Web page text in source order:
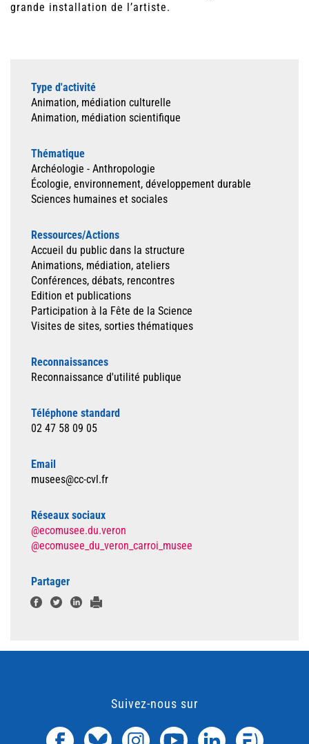
grande installation de l’artiste.
Type d'activité
Animation, médiation culturelle
Animation, médiation scientifique
Thématique
Archéologie - Anthropologie
Écologie, environnement, développement durable
Sciences humaines et sociales
Ressources/Actions
Accueil du public dans la structure
Animations, médiation, ateliers
Conférences, débats, rencontres
Edition et publications
Participation à la Fête de la Science
Visites de sites, sorties thématiques
Reconnaissances
Reconnaissance d'utilité publique
Téléphone standard
02 47 58 09 05
Email
musees@cc-cvl.fr
Réseaux sociaux
@ecomusee.du.veron
@ecomusee_du_veron_carroi_musee
Partager
Suivez-nous sur